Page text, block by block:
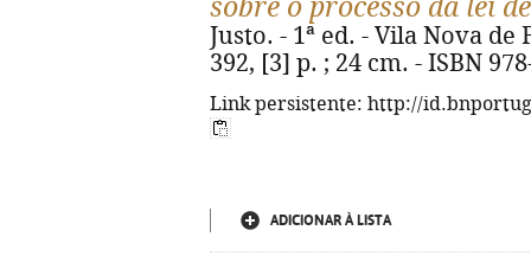
sobre o processo da lei
Justo. - 1ª ed. - Vila Nova
392, [3] p. ; 24 cm. - ISBN
Link persistente: http://
ADICIONAR À LISTA